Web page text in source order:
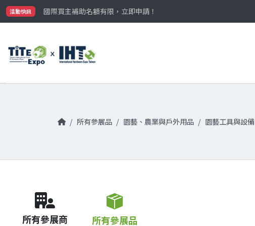
活動快訊
國際買主補助名額有限，立即申請！
參觀門票開放申請中‼️
所有參展品 園藝、農業與戶外用品 園藝工具與設備
所有參展商 所有參展品